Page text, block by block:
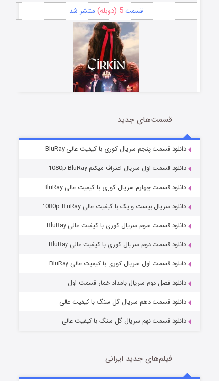
قسمت5 (دوبله) منتشر شد
سریال زشت
قسمت2 (زیرنویس) منتشر شد
مردگان متحرک: شهر مرده ۳
قسمت2 (زیرنویس) منتشر شد
قسمت‌های جدید
دانلود قسمت پنجم سریال کوری با کیفیت عالی BluRay
دانلود قسمت اول سریال اعتراف میکنم 1080p BluRay
دانلود قسمت چهارم سریال کوری با کیفیت عالی BluRay
دانلود سریال بیست و یک با کیفیت عالی 1080p BluRay
دانلود قسمت سوم سریال کوری با کیفیت عالی BluRay
دانلود قسمت دوم سریال کوری با کیفیت عالی BluRay
دانلود قسمت اول سریال کوری با کیفیت عالی BluRay
دانلود فصل دوم سریال بامداد خمار قسمت اول
دانلود قسمت دهم سریال گل سنگ با کیفیت عالی
دانلود قسمت نهم سریال گل سنگ با کیفیت عالی
فیلم‌های جدید ایرانی